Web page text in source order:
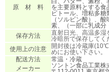
原 材 料
を主要原料とする食
ビトール、増粘多
（ソルビン酸）、
素、（一部に乳成分
保存方法
直射日光、高温多湿
冷暗所で保存してく
使用上の注意
開封後は冷蔵庫
めにお使い下さい。
配送方法
常温・冷蔵
メーカー
ソントン食品工業株